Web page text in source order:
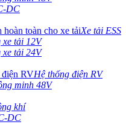
DC
Xe tải ESS
xe tải 12V
xe tải 24V
Hệ thống điện RV
minh 48V
khí
DC